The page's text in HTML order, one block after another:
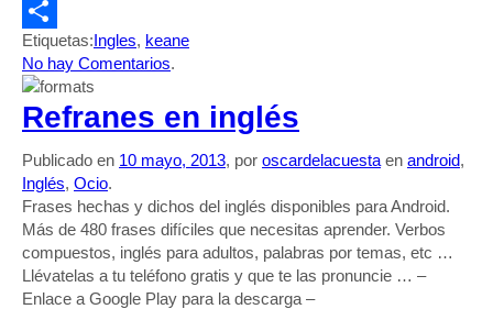
Evernote
Compartir
Etiquetas:Ingles, keane
No hay Comentarios.
Refranes en inglés
Publicado en 10 mayo, 2013, por oscardelacuesta en android,
Inglés, Ocio.
Frases hechas y dichos del inglés disponibles para Android.
Más de 480 frases difíciles que necesitas aprender. Verbos
compuestos, inglés para adultos, palabras por temas, etc …
Llévatelas a tu teléfono gratis y que te las pronuncie … –
Enlace a Google Play para la descarga –